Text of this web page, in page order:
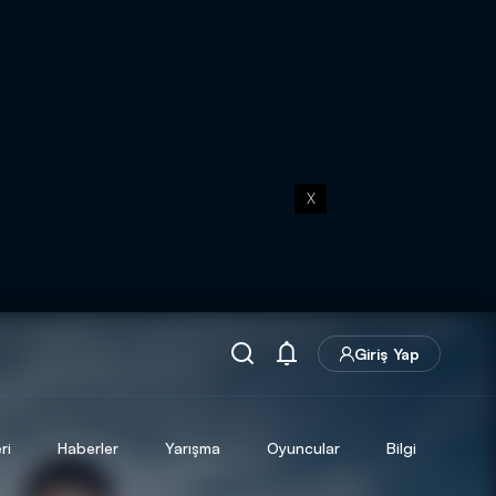
X
Giriş Yap
Haberler Yarışma Oyuncular Bilgi